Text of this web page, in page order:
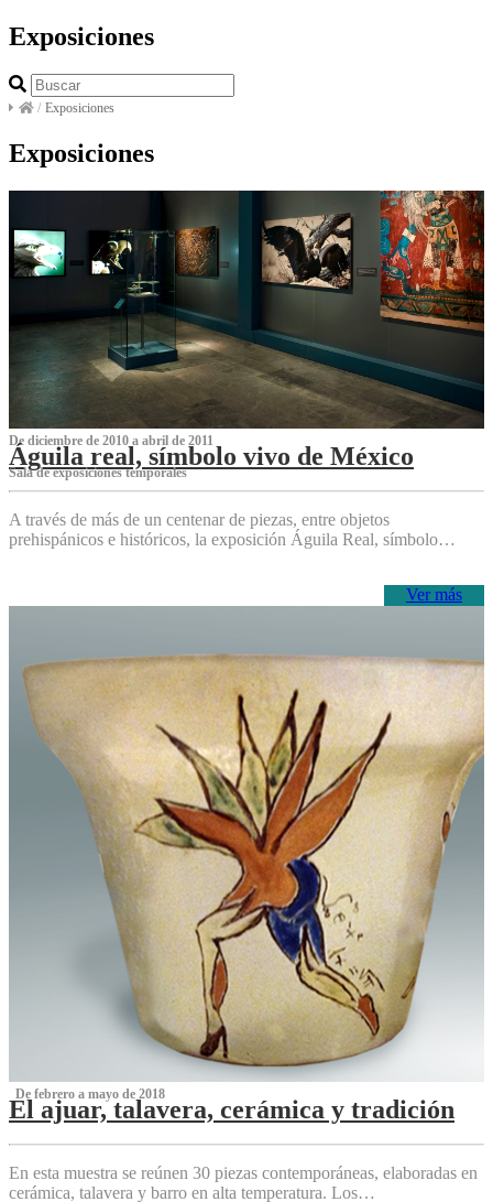
Exposiciones
/ Exposiciones
Exposiciones
De diciembre de 2010 a abril de 2011
Águila real, símbolo vivo de México
Sala de exposiciones temporales
A través de más de un centenar de piezas, entre objetos
prehispánicos e históricos, la exposición Águila Real, símbolo…
Ver más
‌ De febrero a mayo de 2018
El ajuar, talavera, cerámica y tradición
‌
En esta muestra se reúnen 30 piezas contemporáneas, elaboradas en
cerámica, talavera y barro en alta temperatura. Los…